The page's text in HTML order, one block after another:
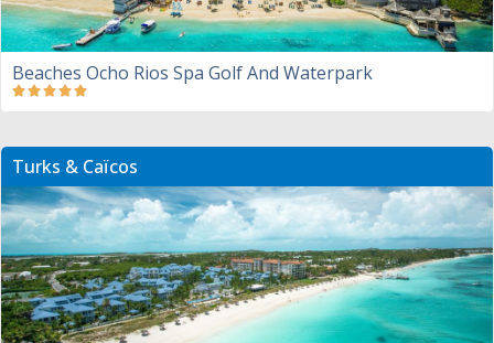
Beaches Ocho Rios Spa Golf And Waterpark
Turks & Caïcos